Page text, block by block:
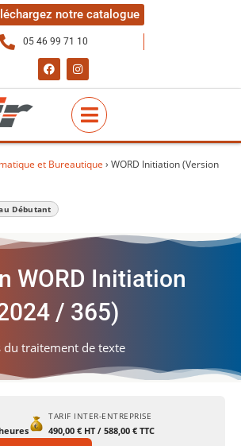
notre catalogue
05 46 99 71 10
et Bureautique › WORD Initiation (Version
Débutant
WORD Initiation
/ 365)
du traitement de texte
TARIF INTER-ENTREPRISE
490,00 € HT / 588,00 € TTC